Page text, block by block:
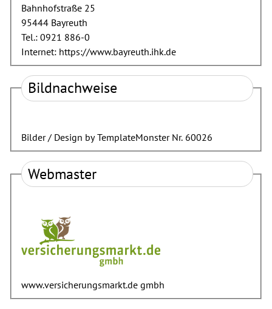
Bahnhofstraße 25
95444 Bayreuth
Tel.: 0921 886-0
Internet: https://www.bayreuth.ihk.de
Bildnachweise
Bilder / Design by TemplateMonster Nr. 60026
Webmaster
www.versicherungsmarkt.de gmbh